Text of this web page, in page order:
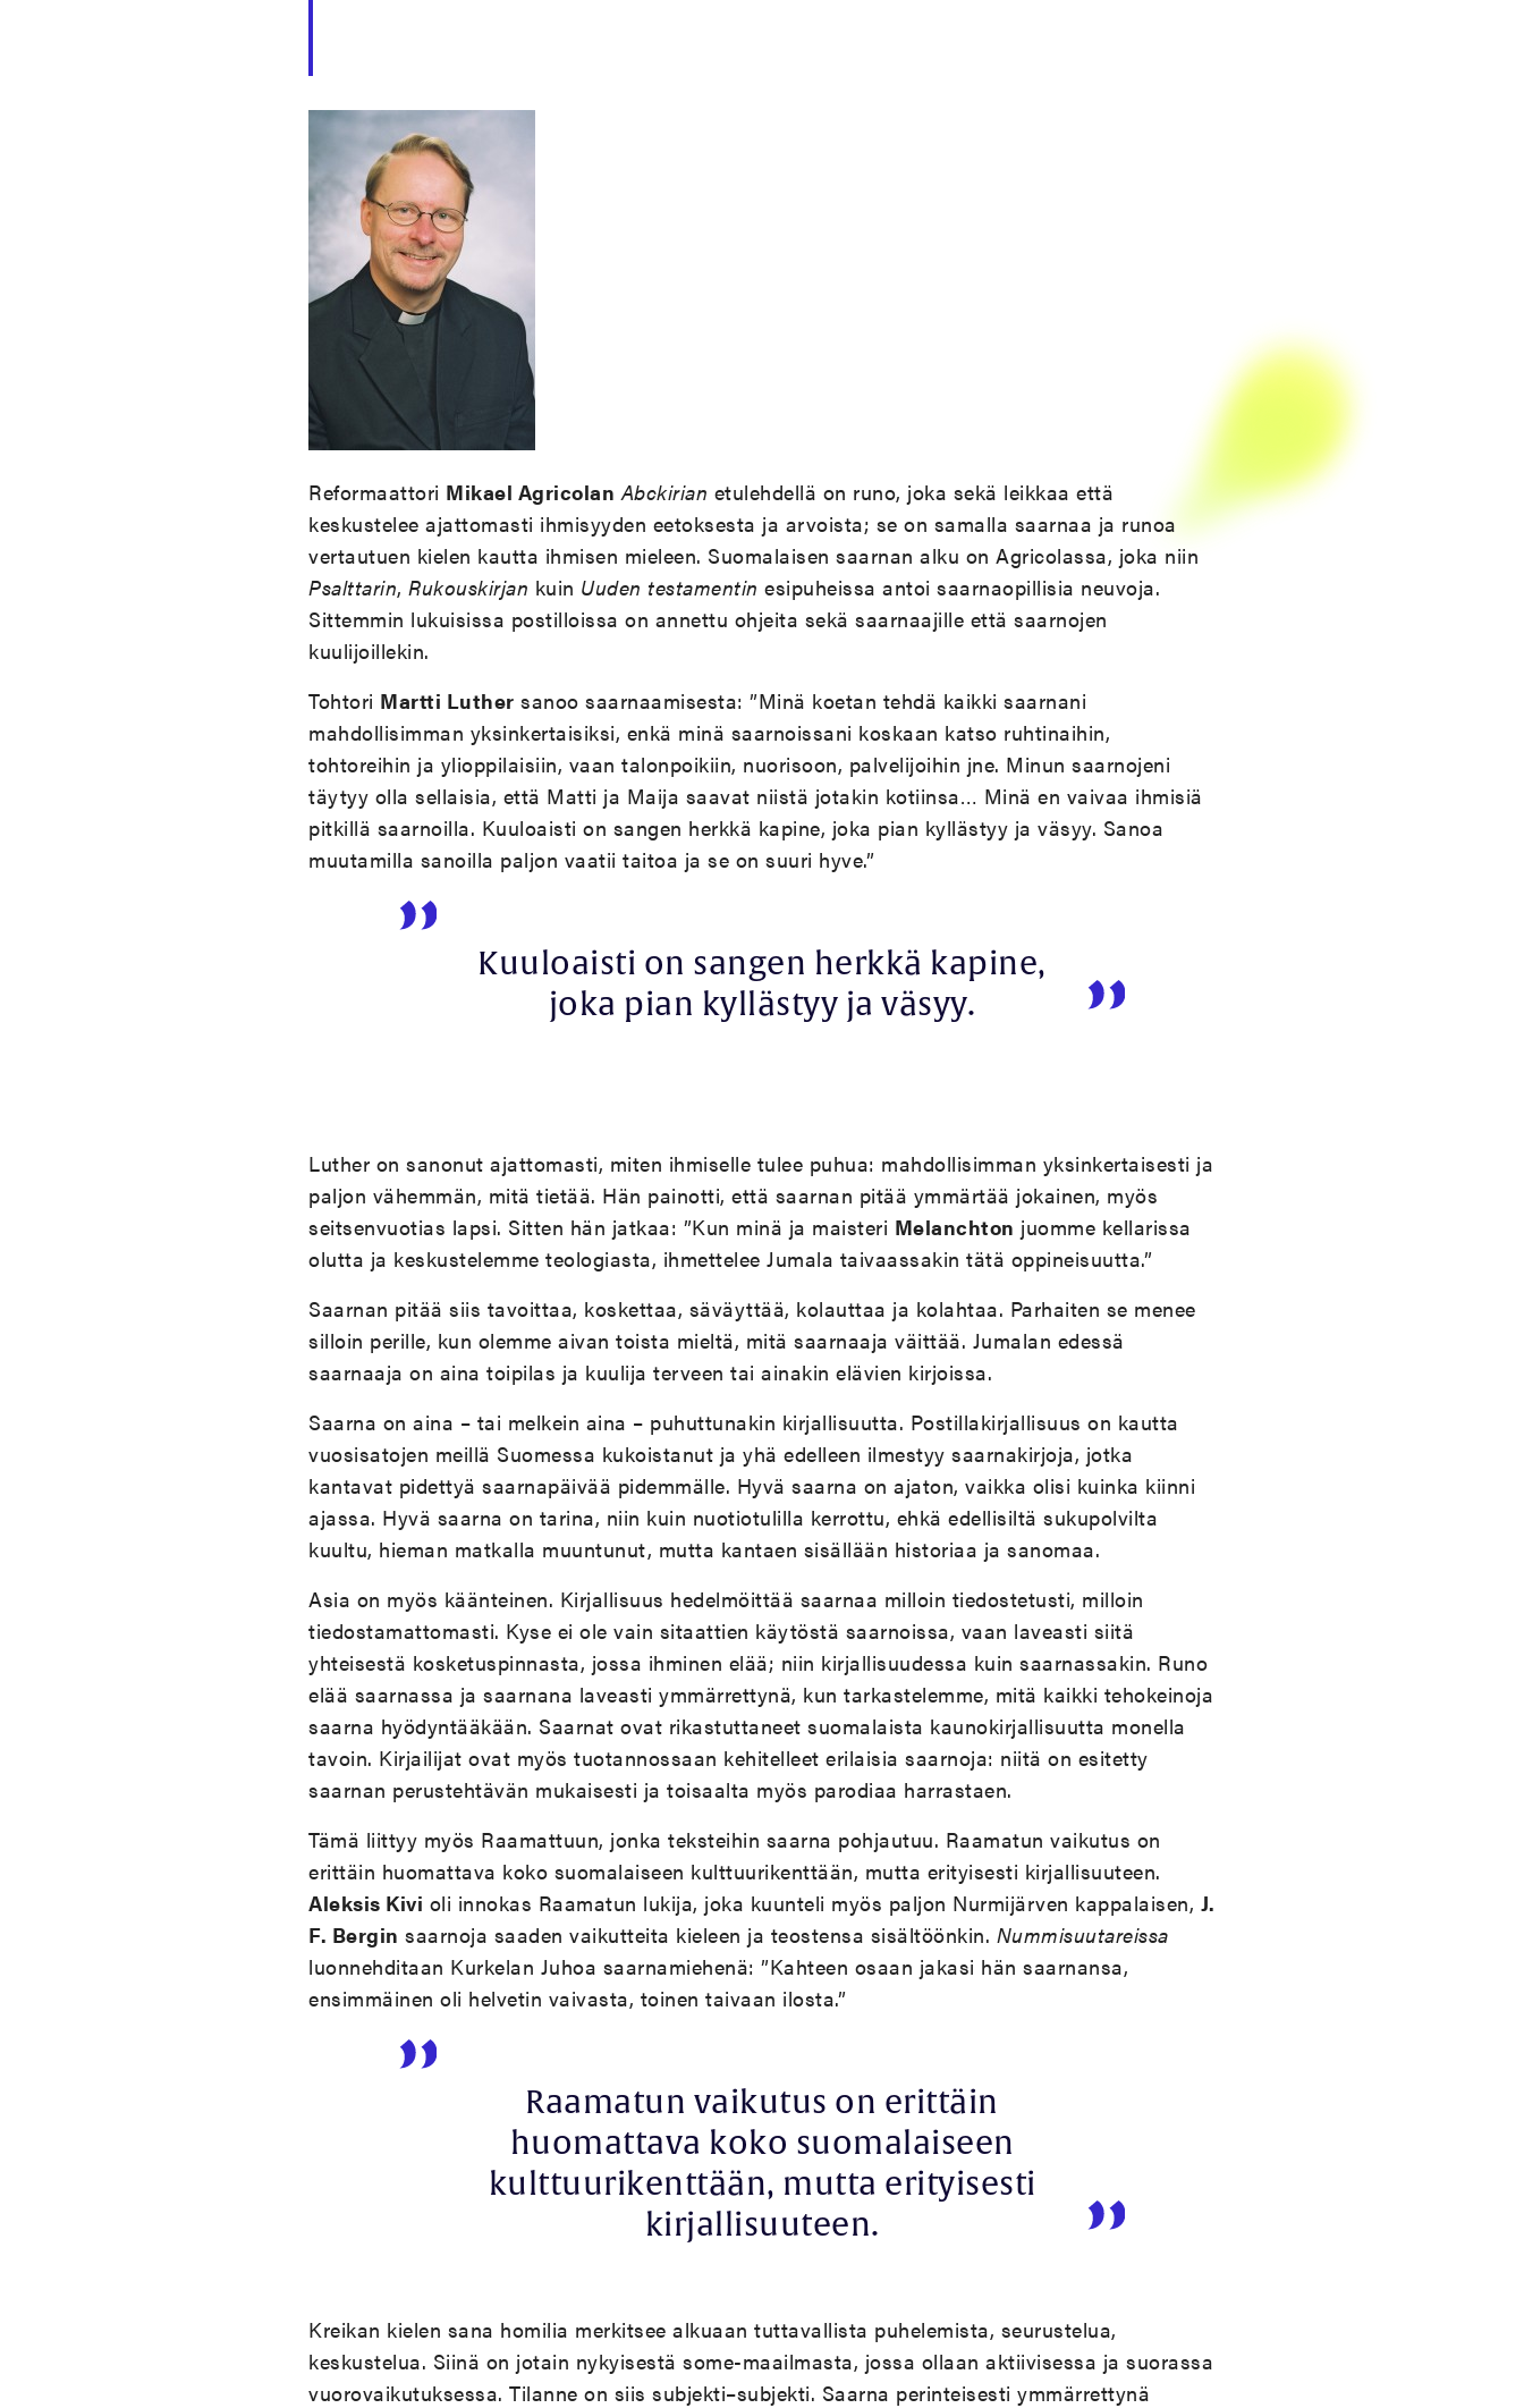
Reformaattori Mikael Agricolan Abckirian etulehdellä on runo, joka sekä leikkaa että
keskustelee ajattomasti ihmisyyden eetoksesta ja arvoista; se on samalla saarnaa ja runoa
vertautuen kielen kautta ihmisen mieleen. Suomalaisen saarnan alku on Agricolassa, joka niin
Psalttarin, Rukouskirjan kuin Uuden testamentin esipuheissa antoi saarnaopillisia neuvoja.
Sittemmin lukuisissa postilloissa on annettu ohjeita sekä saarnaajille että saarnojen
kuulijoillekin.
Tohtori Martti Luther sanoo saarnaamisesta: ”Minä koetan tehdä kaikki saarnani
mahdollisimman yksinkertaisiksi, enkä minä saarnoissani koskaan katso ruhtinaihin,
tohtoreihin ja ylioppilaisiin, vaan talonpoikiin, nuorisoon, palvelijoihin jne. Minun saarnojeni
täytyy olla sellaisia, että Matti ja Maija saavat niistä jotakin kotiinsa… Minä en vaivaa ihmisiä
pitkillä saarnoilla. Kuuloaisti on sangen herkkä kapine, joka pian kyllästyy ja väsyy. Sanoa
muutamilla sanoilla paljon vaatii taitoa ja se on suuri hyve.”
Kuuloaisti on sangen herkkä kapine,
joka pian kyllästyy ja väsyy.
Luther on sanonut ajattomasti, miten ihmiselle tulee puhua: mahdollisimman yksinkertaisesti ja
paljon vähemmän, mitä tietää. Hän painotti, että saarnan pitää ymmärtää jokainen, myös
seitsenvuotias lapsi. Sitten hän jatkaa: ”Kun minä ja maisteri Melanchton juomme kellarissa
olutta ja keskustelemme teologiasta, ihmettelee Jumala taivaassakin tätä oppineisuutta.”
Saarnan pitää siis tavoittaa, koskettaa, säväyttää, kolauttaa ja kolahtaa. Parhaiten se menee
silloin perille, kun olemme aivan toista mieltä, mitä saarnaaja väittää. Jumalan edessä
saarnaaja on aina toipilas ja kuulija terveen tai ainakin elävien kirjoissa.
Saarna on aina – tai melkein aina – puhuttunakin kirjallisuutta. Postillakirjallisuus on kautta
vuosisatojen meillä Suomessa kukoistanut ja yhä edelleen ilmestyy saarnakirjoja, jotka
kantavat pidettyä saarnapäivää pidemmälle. Hyvä saarna on ajaton, vaikka olisi kuinka kiinni
ajassa. Hyvä saarna on tarina, niin kuin nuotiotulilla kerrottu, ehkä edellisiltä sukupolvilta
kuultu, hieman matkalla muuntunut, mutta kantaen sisällään historiaa ja sanomaa.
Asia on myös käänteinen. Kirjallisuus hedelmöittää saarnaa milloin tiedostetusti, milloin
tiedostamattomasti. Kyse ei ole vain sitaattien käytöstä saarnoissa, vaan laveasti siitä
yhteisestä kosketuspinnasta, jossa ihminen elää; niin kirjallisuudessa kuin saarnassakin. Runo
elää saarnassa ja saarnana laveasti ymmärrettynä, kun tarkastelemme, mitä kaikki tehokeinoja
saarna hyödyntääkään. Saarnat ovat rikastuttaneet suomalaista kaunokirjallisuutta monella
tavoin. Kirjailijat ovat myös tuotannossaan kehitelleet erilaisia saarnoja: niitä on esitetty
saarnan perustehtävän mukaisesti ja toisaalta myös parodiaa harrastaen.
Tämä liittyy myös Raamattuun, jonka teksteihin saarna pohjautuu. Raamatun vaikutus on
erittäin huomattava koko suomalaiseen kulttuurikenttään, mutta erityisesti kirjallisuuteen.
Aleksis Kivi oli innokas Raamatun lukija, joka kuunteli myös paljon Nurmijärven kappalaisen, J.
F. Bergin saarnoja saaden vaikutteita kieleen ja teostensa sisältöönkin. Nummisuutareissa
luonnehditaan Kurkelan Juhoa saarnamiehenä: ”Kahteen osaan jakasi hän saarnansa,
ensimmäinen oli helvetin vaivasta, toinen taivaan ilosta.”
Raamatun vaikutus on erittäin
huomattava koko suomalaiseen
kulttuurikenttään, mutta erityisesti
kirjallisuuteen.
Kreikan kielen sana homilia merkitsee alkuaan tuttavallista puhelemista, seurustelua,
keskustelua. Siinä on jotain nykyisestä some-maailmasta, jossa ollaan aktiivisessa ja suorassa
vuorovaikutuksessa. Tilanne on siis subjekti–subjekti. Saarna perinteisesti ymmärrettynä